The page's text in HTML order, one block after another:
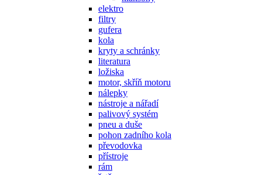
elektro
filtry
gufera
kola
kryty a schránky
literatura
ložiska
motor, skříň motoru
nálepky
nástroje a nářadí
palivový systém
pneu a duše
pohon zadního kola
převodovka
přístroje
rám